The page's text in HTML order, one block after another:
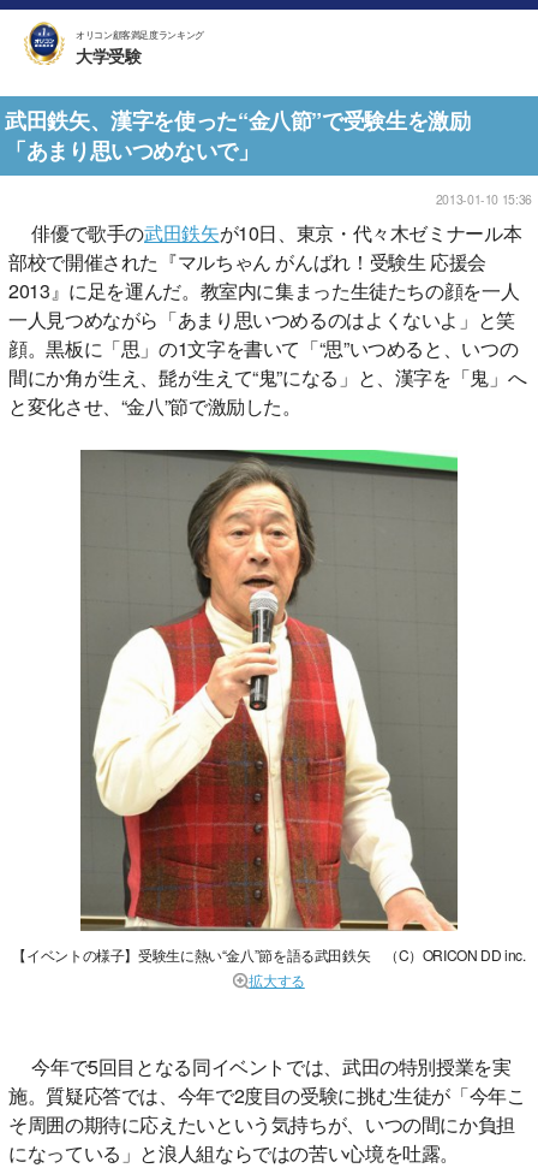
オリコン顧客満足度ランキング
大学受験
武田鉄矢、漢字を使った“金八節”で受験生を激励
「あまり思いつめないで」
2013-01-10 15:36
俳優で歌手の武田鉄矢が10日、東京・代々木ゼミナール本
部校で開催された『マルちゃん がんばれ！受験生 応援会
2013』に足を運んだ。教室内に集まった生徒たちの顔を一人
一人見つめながら「あまり思いつめるのはよくないよ」と笑
顔。黒板に「思」の1文字を書いて「“思”いつめると、いつの
間にか角が生え、髭が生えて“鬼”になる」と、漢字を「鬼」へ
と変化させ、“金八”節で激励した。
【イベントの様子】受験生に熱い“金八”節を語る武田鉄矢 （C）ORICON DD inc.
拡大する
今年で5回目となる同イベントでは、武田の特別授業を実
施。質疑応答では、今年で2度目の受験に挑む生徒が「今年こ
そ周囲の期待に応えたいという気持ちが、いつの間にか負担
になっている」と浪人組ならではの苦い心境を吐露。